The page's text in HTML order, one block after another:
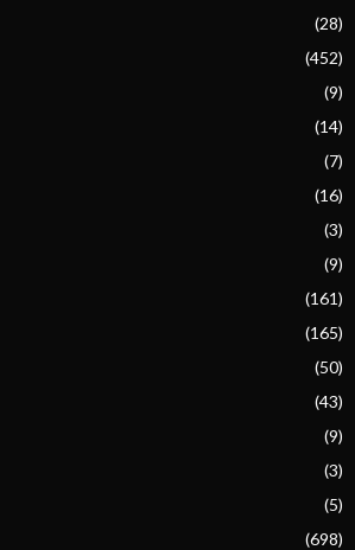
(28)
(452)
(9)
(14)
(7)
(16)
(3)
(9)
(161)
(165)
(50)
(43)
(9)
(3)
(5)
(698)